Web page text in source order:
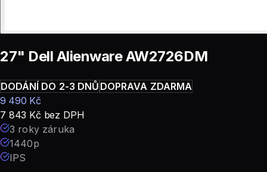
27" Dell Alienware AW2726DM
DODÁNÍ DO 2-3 DNŮ DOPRAVA ZDARMA
9 490 Kč
7 843 Kčbez DPH
3 roky záruka
1440p
IPS